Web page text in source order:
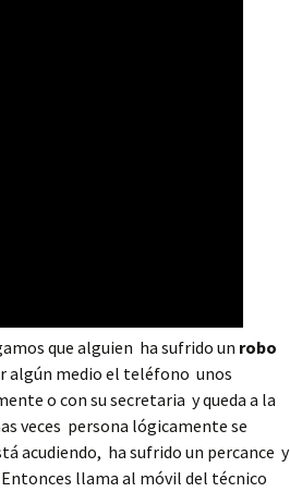
que alguien ha sufrido un robo
algún medio el teléfono unos
o con su secretaria y queda a la
veces persona lógicamente se
acudiendo, ha sufrido un percance y
llama al móvil del técnico